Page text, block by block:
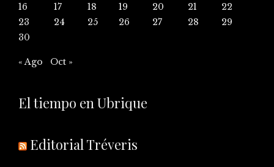
16
17 18 19 20 21
22
23
24 25 26 27 28
29
30
« Ago Oct »
El tiempo en Ubrique
Editorial Tréveris